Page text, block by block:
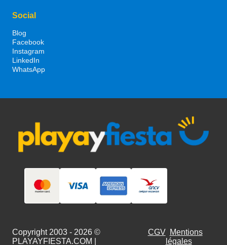
Social
Blog
Facebook
Instagram
LinkedIn
WhatsApp
Copyright 2003 - 2026 ©
PLAYAYFIESTA.COM
CGV
Mentions
légales